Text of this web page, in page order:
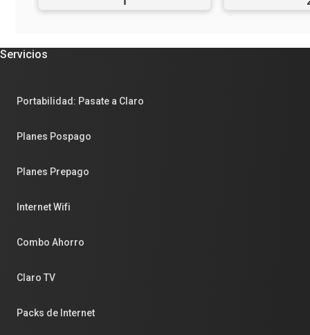
Servicios
Portabilidad: Pasate a Claro
Planes Pospago
Planes Prepago
Internet Wifi
Combo Ahorro
Claro TV
Packs de Internet